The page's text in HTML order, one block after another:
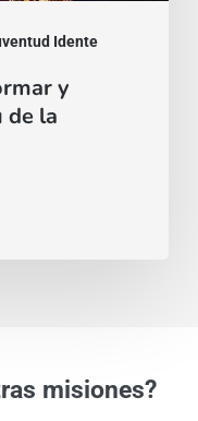
Idente
y
de la
misiones?